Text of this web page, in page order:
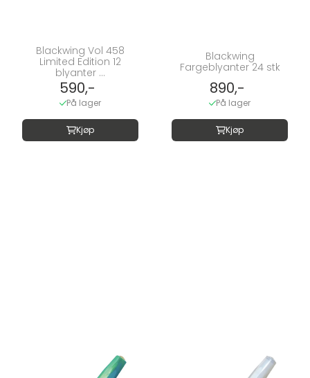
Blackwing Vol 458
Limited Edition 12
blyanter ...
590,-
På lager
Kjøp
Blackwing
Fargeblyanter 24 stk
890,-
På lager
Kjøp